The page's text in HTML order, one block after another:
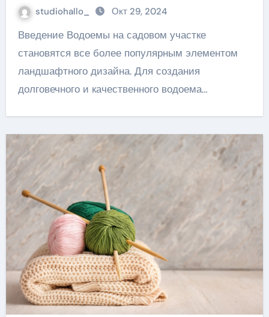
studiohallo_ Окт 29, 2024
Введение Водоемы на садовом участке
становятся все более популярным элементом
ландшафтного дизайна. Для создания
долговечного и качественного водоема…